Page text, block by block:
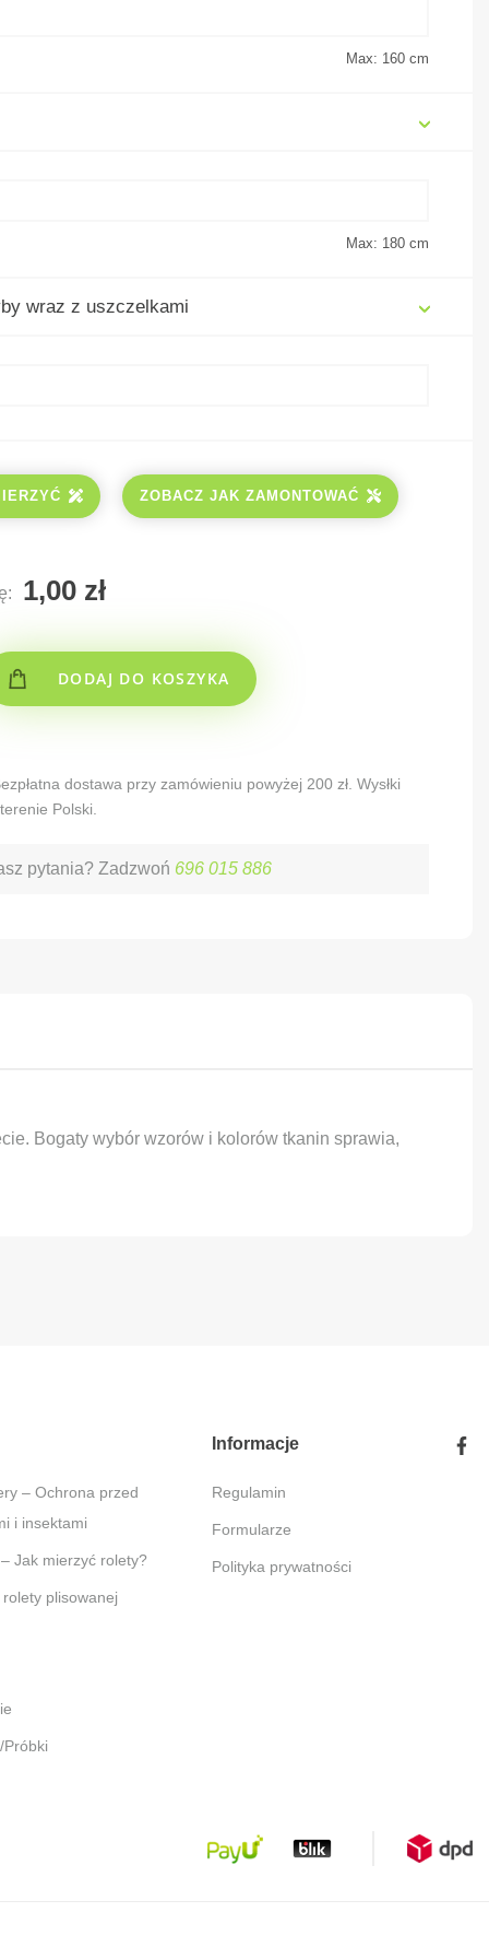
Max: 160 cm
Max: 180 cm
wraz z uszczelkami
ZOBACZ JAK ZAMONTOWAĆ
DODAJ DO KOSZYKA
dostawa przy zamówieniu powyżej 200 zł. Wysłki
Polski.
pytania? Zadzwoń 696 015 886
Bogaty wybór wzorów i kolorów tkanin sprawia,
i insektami
– Jak mierzyć rolety?
rolety plisowanej
Próbki
Informacje
Regulamin
Formularze
Polityka prywatności